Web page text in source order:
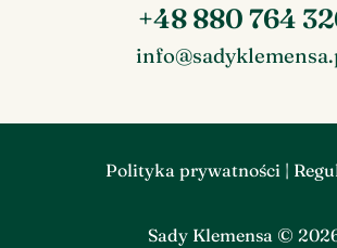
+48 880 764
Polityka prywatności |
Sady Klemensa ©